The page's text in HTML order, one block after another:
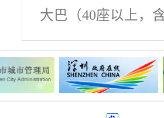
大巴（40座以上，